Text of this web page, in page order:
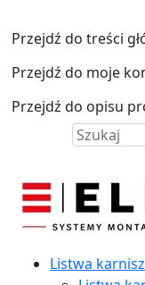
Przejdź do treści
Przejdź do moje
Przejdź do opisu
Listwa